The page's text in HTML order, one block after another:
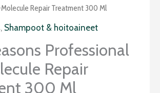
Repair Treatment 300 Ml
, Shampoot & hoitoaineet
Professional
Repair
300 Ml
hinta
18,90 €.